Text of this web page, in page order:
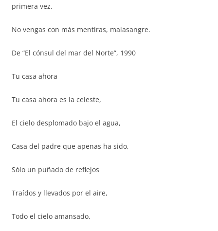
primera vez.
No vengas con más mentiras, malasangre.
De “El cónsul del mar del Norte”, 1990
Tu casa ahora
Tu casa ahora es la celeste,
El cielo desplomado bajo el agua,
Casa del padre que apenas ha sido,
Sólo un puñado de reflejos
Traídos y llevados por el aire,
Todo el cielo amansado,